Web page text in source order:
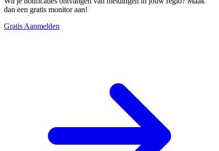
dan een gratis monitor aan!
Gratis Aanmelden